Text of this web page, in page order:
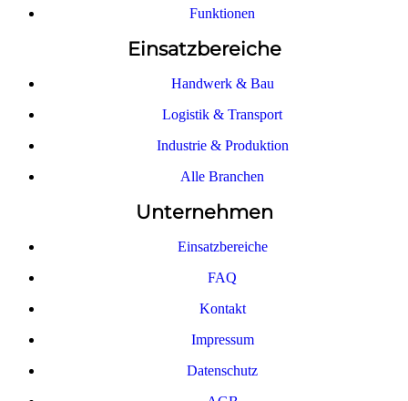
Funktionen
Einsatzbereiche
Handwerk & Bau
Logistik & Transport
Industrie & Produktion
Alle Branchen
Unternehmen
Einsatzbereiche
FAQ
Kontakt
Impressum
Datenschutz